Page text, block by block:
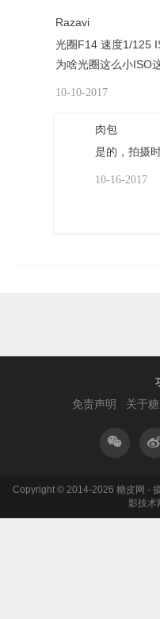
Razavi
光圈F14 速度1/125
为啥光圈这么小ISO
10-10-2017
肉包
是的，拍摄
10-16-2017
免责声明
关于
Copyright © 2014-2026 糖皮网 -
影技术